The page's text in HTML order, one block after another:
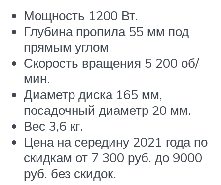
Мощность 1200 Вт.
Глубина пропила 55 мм под
прямым углом.
Скорость вращения 5 200 об/
мин.
Диаметр диска 165 мм,
посадочный диаметр 20 мм.
Вес 3,6 кг.
Цена на середину 2021 года по
скидкам от 7 300 руб. до 9000
руб. без скидок.